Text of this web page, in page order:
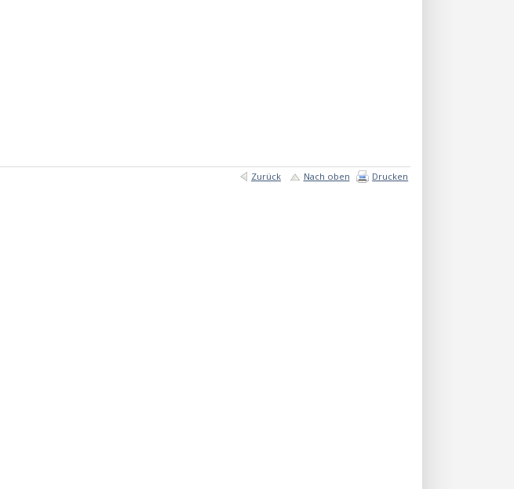
Zurück Nach oben Drucken